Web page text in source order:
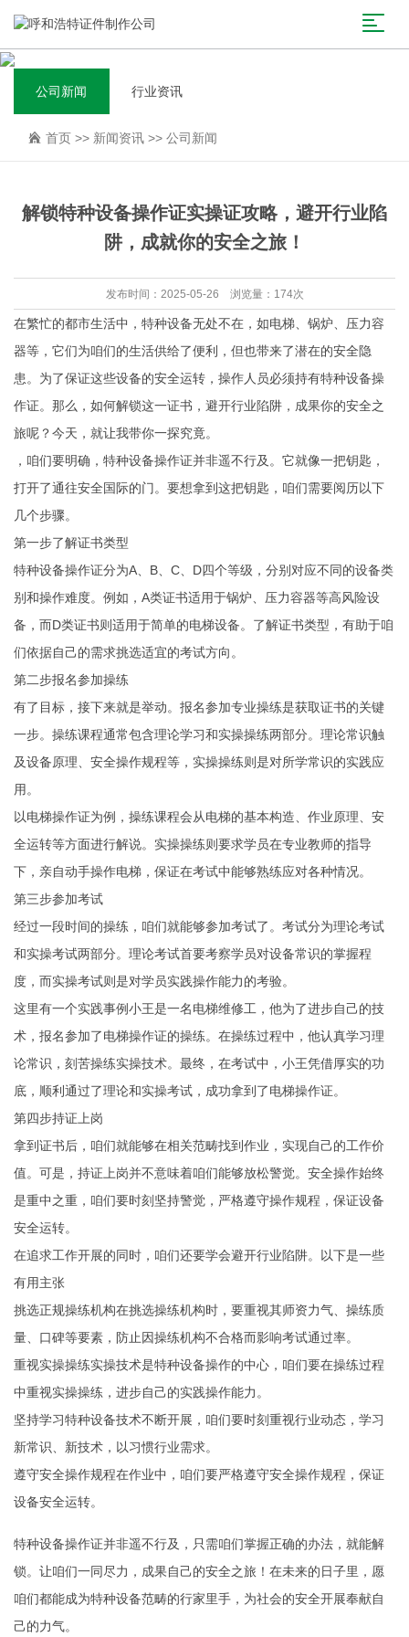
公司新闻 行业资讯
首页 >> 新闻资讯 >> 公司新闻
解锁特种设备操作证实操证攻略，避开行业陷
阱，成就你的安全之旅！
发布时间：2025-05-26 浏览量：174次
在繁忙的都市生活中，特种设备无处不在，如电梯、锅炉、压力容
器等，它们为咱们的生活供给了便利，但也带来了潜在的安全隐
患。为了保证这些设备的安全运转，操作人员必须持有特种设备操
作证。那么，如何解锁这一证书，避开行业陷阱，成果你的安全之
旅呢？今天，就让我带你一探究竟。
，咱们要明确，特种设备操作证并非遥不行及。它就像一把钥匙，
打开了通往安全国际的门。要想拿到这把钥匙，咱们需要阅历以下
几个步骤。
第一步了解证书类型
特种设备操作证分为A、B、C、D四个等级，分别对应不同的设备类
别和操作难度。例如，A类证书适用于锅炉、压力容器等高风险设
备，而D类证书则适用于简单的电梯设备。了解证书类型，有助于咱
们依据自己的需求挑选适宜的考试方向。
第二步报名参加操练
有了目标，接下来就是举动。报名参加专业操练是获取证书的关键
一步。操练课程通常包含理论学习和实操操练两部分。理论常识触
及设备原理、安全操作规程等，实操操练则是对所学常识的实践应
用。
以电梯操作证为例，操练课程会从电梯的基本构造、作业原理、安
全运转等方面进行解说。实操操练则要求学员在专业教师的指导
下，亲自动手操作电梯，保证在考试中能够熟练应对各种情况。
第三步参加考试
经过一段时间的操练，咱们就能够参加考试了。考试分为理论考试
和实操考试两部分。理论考试首要考察学员对设备常识的掌握程
度，而实操考试则是对学员实践操作能力的考验。
这里有一个实践事例小王是一名电梯维修工，他为了进步自己的技
术，报名参加了电梯操作证的操练。在操练过程中，他认真学习理
论常识，刻苦操练实操技术。最终，在考试中，小王凭借厚实的功
底，顺利通过了理论和实操考试，成功拿到了电梯操作证。
第四步持证上岗
拿到证书后，咱们就能够在相关范畴找到作业，实现自己的工作价
值。可是，持证上岗并不意味着咱们能够放松警觉。安全操作始终
是重中之重，咱们要时刻坚持警觉，严格遵守操作规程，保证设备
安全运转。
在追求工作开展的同时，咱们还要学会避开行业陷阱。以下是一些
有用主张
挑选正规操练机构在挑选操练机构时，要重视其师资力气、操练质
量、口碑等要素，防止因操练机构不合格而影响考试通过率。
重视实操操练实操技术是特种设备操作的中心，咱们要在操练过程
中重视实操操练，进步自己的实践操作能力。
坚持学习特种设备技术不断开展，咱们要时刻重视行业动态，学习
新常识、新技术，以习惯行业需求。
遵守安全操作规程在作业中，咱们要严格遵守安全操作规程，保证
设备安全运转。
特种设备操作证并非遥不行及，只需咱们掌握正确的办法，就能解
锁。让咱们一同尽力，成果自己的安全之旅！在未来的日子里，愿
咱们都能成为特种设备范畴的行家里手，为社会的安全开展奉献自
己的力气。